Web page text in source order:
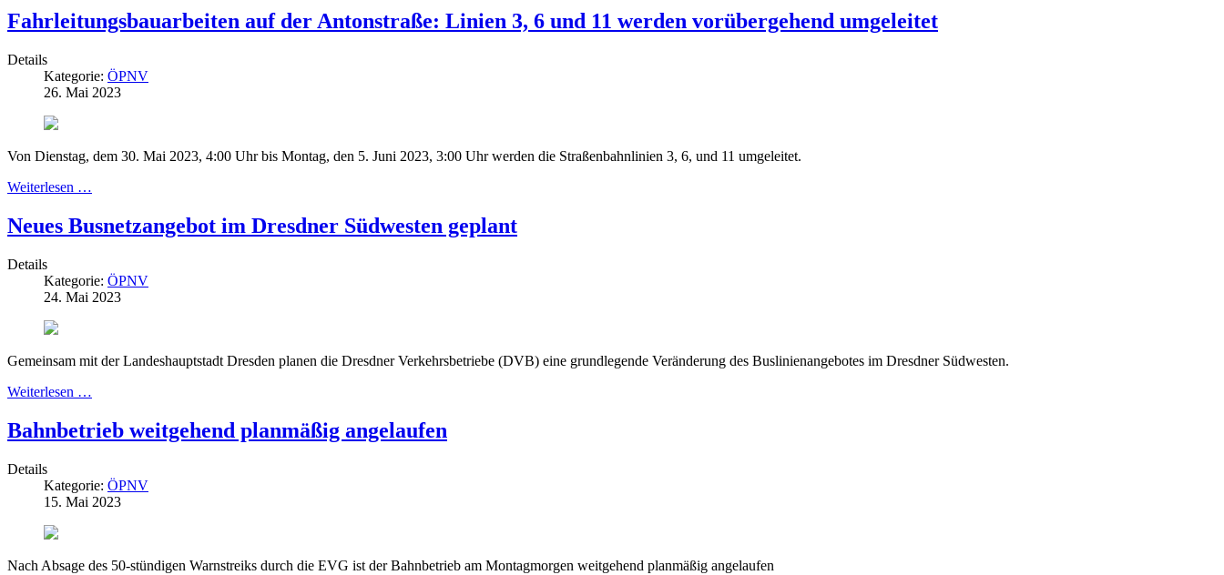
Fahrleitungsbauarbeiten auf der Antonstraße: Linien 3, 6 und 11 werden vorübergehend umgeleitet
Details
Kategorie: ÖPNV
26. Mai 2023
Von Dienstag, dem 30. Mai 2023, 4:00 Uhr bis Montag, den 5. Juni 2023, 3:00 Uhr werden die Straßenbahnlinien 3, 6, und 11 umgeleitet.
Weiterlesen …
Neues Busnetzangebot im Dresdner Südwesten geplant
Details
Kategorie: ÖPNV
24. Mai 2023
Gemeinsam mit der Landeshauptstadt Dresden planen die Dresdner Verkehrsbetriebe (DVB) eine grundlegende Veränderung des Buslinienangebotes im Dresdner Südwesten.
Weiterlesen …
Bahnbetrieb weitgehend planmäßig angelaufen
Details
Kategorie: ÖPNV
15. Mai 2023
Nach Absage des 50-stündigen Warnstreiks durch die EVG ist der Bahnbetrieb am Montagmorgen weitgehend planmäßig angelaufen